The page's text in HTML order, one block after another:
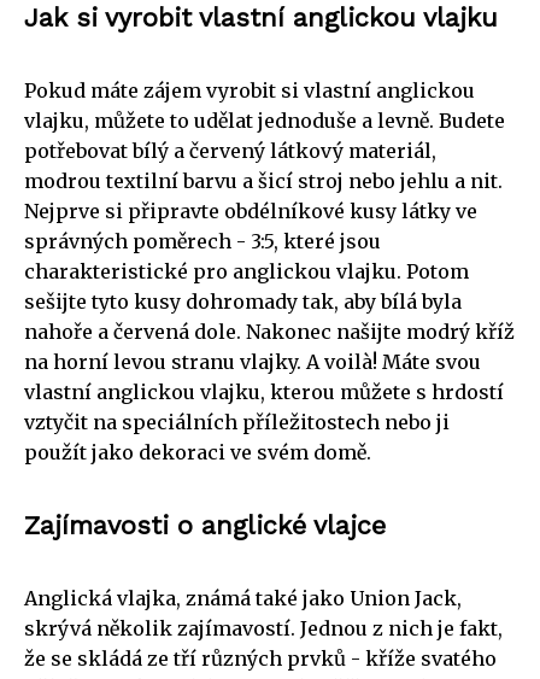
Jak si vyrobit vlastní anglickou vlajku
Pokud máte zájem vyrobit si vlastní anglickou
vlajku, můžete to udělat jednoduše a levně. Budete
potřebovat bílý a červený látkový materiál,
modrou textilní barvu a šicí stroj nebo jehlu a nit.
Nejprve si připravte obdélníkové kusy látky ve
správných poměrech - 3:5, které jsou
charakteristické pro anglickou vlajku. Potom
sešijte tyto kusy dohromady tak, aby bílá byla
nahoře a červená dole. Nakonec našijte modrý kříž
na horní levou stranu vlajky. A voilà! Máte svou
vlastní anglickou vlajku, kterou můžete s hrdostí
vztyčit na speciálních příležitostech nebo ji
použít jako dekoraci ve svém domě.
Zajímavosti o anglické vlajce
Anglická vlajka, známá také jako Union Jack,
skrývá několik zajímavostí. Jednou z nich je fakt,
že se skládá ze tří různých prvků - kříže svatého